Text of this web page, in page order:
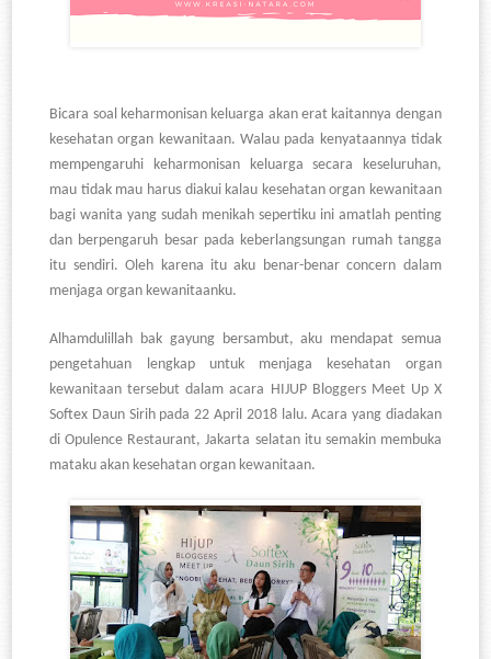
Bicara soal keharmonisan keluarga akan erat kaitannya dengan
kesehatan organ kewanitaan. Walau pada kenyataannya tidak
mempengaruhi keharmonisan keluarga secara keseluruhan,
mau tidak mau harus diakui kalau kesehatan organ kewanitaan
bagi wanita yang sudah menikah sepertiku ini amatlah penting
dan berpengaruh besar pada keberlangsungan rumah tangga
itu sendiri. Oleh karena itu aku benar-benar concern dalam
menjaga organ kewanitaanku.
Alhamdulillah bak gayung bersambut, aku mendapat semua
pengetahuan lengkap untuk menjaga kesehatan organ
kewanitaan tersebut dalam acara HIJUP Bloggers Meet Up X
Softex Daun Sirih pada 22 April 2018 lalu. Acara yang diadakan
di Opulence Restaurant, Jakarta selatan itu semakin membuka
mataku akan kesehatan organ kewanitaan.